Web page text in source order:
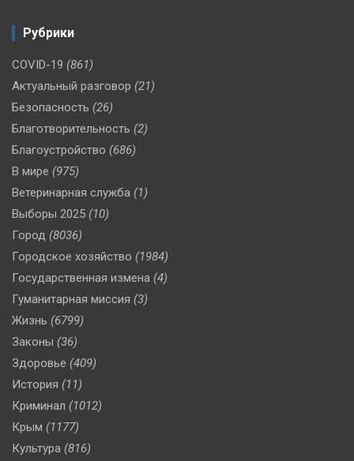
Рубрики
COVID-19 (861)
Актуальный разговор (21)
Безопасность (26)
Благотворительность (2)
Благоустройство (686)
В мире (975)
Ветеринарная служба (1)
Выборы 2025 (10)
Город (8036)
Городское хозяйство (1984)
Государственная измена (4)
Гуманитарная миссия (3)
Жизнь (6799)
Законы (36)
Здоровье (409)
История (11)
Криминал (1012)
Крым (1177)
Культура (816)